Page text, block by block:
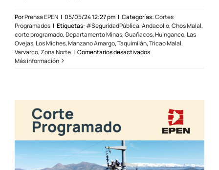
PorPrensa EPEN | 05/05/24 12:27 pm | Categorías:Cortes
Programados | Etiquetas: #SeguridadPública,Andacollo,Chos Malal,
corte programado,Departamento Minas,Guañacos,Huinganco, Las
Ovejas, Los Miches,Manzano Amargo,Taquimilán,Tricao Malal,
Varvarco,Zona Norte | Comentarios desactivadosen
programado
06/05/24
Más información